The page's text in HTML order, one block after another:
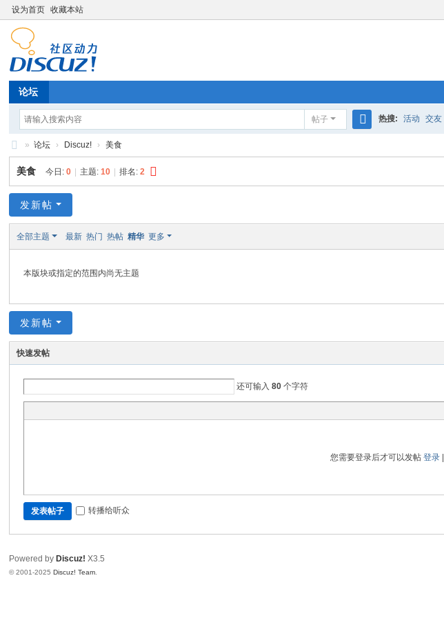
设为首页 收藏本站
论坛
帖子
索
热搜: 活动 交友
Di
sc
!
» 论坛 › Discuz! › 美食
美食 今日:0 主题:10 排名:2
发新帖
全部主题 最新 热门 热帖 精华 更多
本版块或指定的范围内尚无主题
发新帖
快速发帖
还可输入80 个字符
您需要登录后才可以发帖 登录|
发表帖子 转播给听众
Powered by Discuz! X3.5
© 2001-2025Discuz! Team